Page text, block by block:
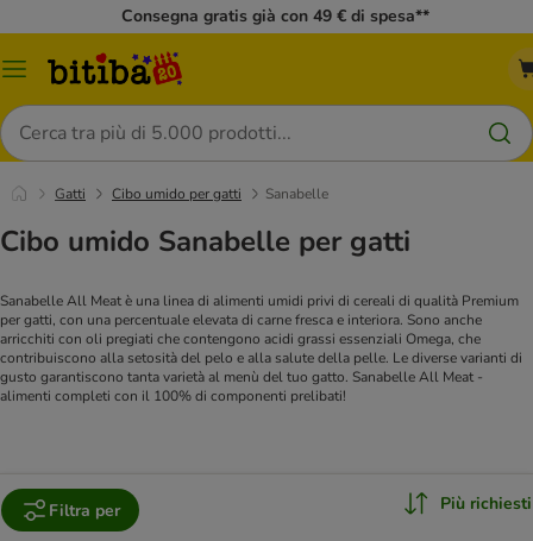
Consegna gratis già con 49 € di spesa**
Overview
Cerca
Gatti Cibo umido per gatti Sanabelle
Cibo umido Sanabelle per gatti
Sanabelle All Meat è una linea di alimenti umidi privi di cereali di qualità Premium
per gatti, con una percentuale elevata di carne fresca e interiora. Sono anche
arricchiti con oli pregiati che contengono acidi grassi essenziali Omega, che
contribuiscono alla setosità del pelo e alla salute della pelle. Le diverse varianti di
gusto garantiscono tanta varietà al menù del tuo gatto. Sanabelle All Meat -
alimenti completi con il 100% di componenti prelibati!
Filtra per Più richiesti